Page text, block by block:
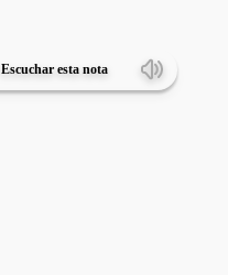
Escuchar esta nota